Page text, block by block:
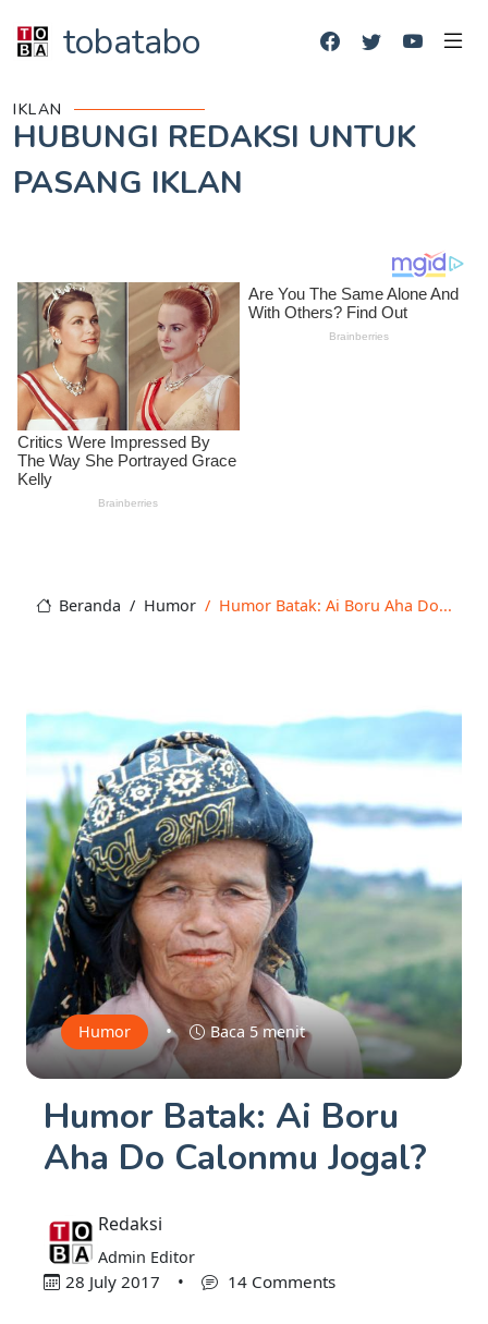
tobatabo
IKLAN
HUBUNGI REDAKSI UNTUK
PASANG IKLAN
Beranda Humor Humor Batak: Ai Boru Aha Do...
Humor • Baca 5 menit
Humor Batak: Ai Boru
Aha Do Calonmu Jogal?
Redaksi
Admin Editor
28 July 2017 • 14 Comments